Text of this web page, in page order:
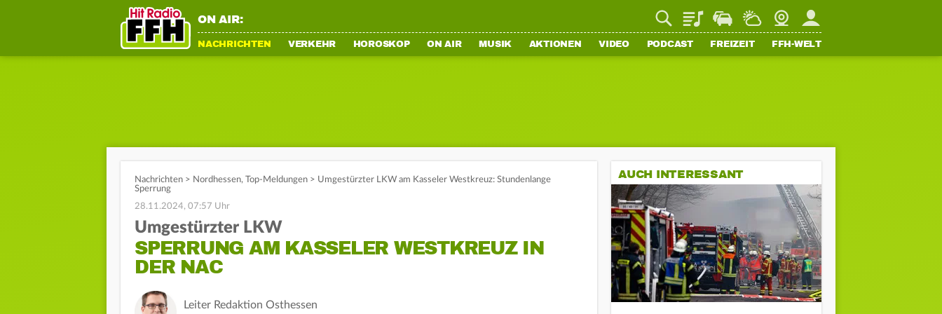
ON AIR: PlaylistStaupilotWetterWebcamMein FFH
NACHRICHTEN VERKEHR HOROSKOP ON AIR MUSIK AKTIONEN VIDEO PODCAST FREIZEIT FFH-WELT
Nachrichten > Nordhessen, Top-Meldungen > Umgestürzter LKW am Kasseler Westkreuz: Stundenlange
Sperrung
28.11.2024, 07:57 Uhr
Umgestürzter LKW
SPERRUNG AM KASSELER WESTKREUZ IN
DER NAC
Leiter Redaktion Osthessen
AUCH INTERESSANT